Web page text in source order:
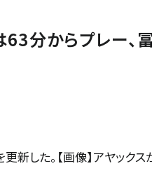
分からプレー、
新した。【画像】アヤック